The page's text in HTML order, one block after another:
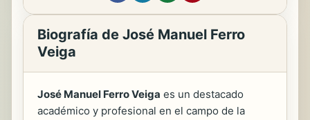
Biografía de José Manuel Ferro
Veiga
José Manuel Ferro Veiga es un destacado
académico y profesional en el campo de la